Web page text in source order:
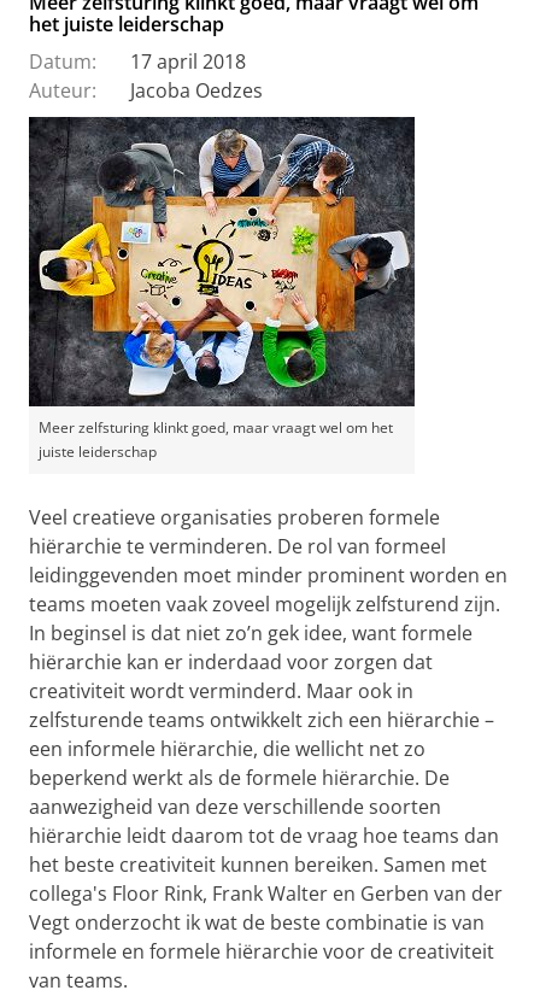
het juiste leiderschap
Datum:
17 april 2018
Auteur:
Jacoba Oedzes
Meer zelfsturing klinkt goed, maar vraagt wel om het
juiste leiderschap
Veel creatieve organisaties proberen formele
hiërarchie te verminderen. De rol van formeel
leidinggevenden moet minder prominent worden en
teams moeten vaak zoveel mogelijk zelfsturend zijn.
In beginsel is dat niet zo’n gek idee, want formele
hiërarchie kan er inderdaad voor zorgen dat
creativiteit wordt verminderd. Maar ook in
zelfsturende teams ontwikkelt zich een hiërarchie –
een informele hiërarchie, die wellicht net zo
beperkend werkt als de formele hiërarchie. De
aanwezigheid van deze verschillende soorten
hiërarchie leidt daarom tot de vraag hoe teams dan
het beste creativiteit kunnen bereiken. Samen met
collega's Floor Rink, Frank Walter en Gerben van der
Vegt onderzocht ik wat de beste combinatie is van
informele en formele hiërarchie voor de creativiteit
van teams.